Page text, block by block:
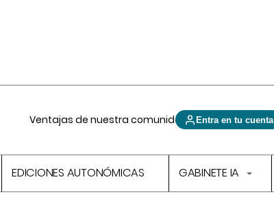
Ventajas de nuestra comunidad Entra en tu cuenta
EDICIONES AUTONÓMICAS GABINETE IA